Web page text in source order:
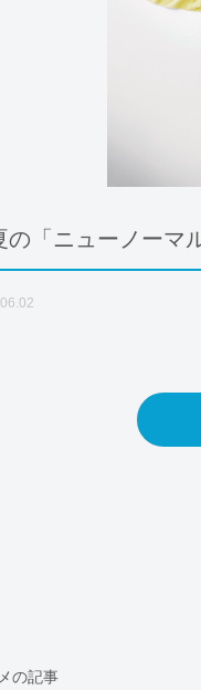
の「ニューノーマ
の記事